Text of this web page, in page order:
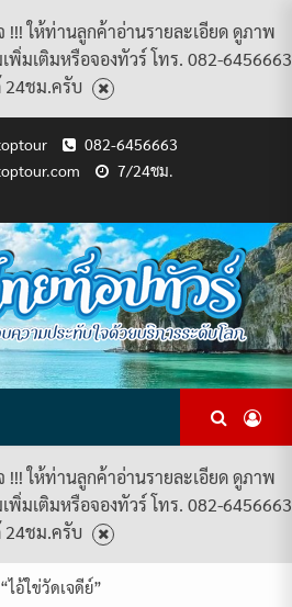
ให้ท่านลูกค้าอ่านรายละเอียด ดูภาพ
มเติมหรือจองทัวร์ โทร. 082-6456663
24ชม.ครับ
082-6456663
7/24ชม.
USACCOUNT
POLICY
AND
CONDITIONS
แพ็คเกจ
ทัวร์
ทั้งหมด
ต้อนรับ
สู่
ไทย
ท็อป
ทัวร์
กับ
เรา
ทัวร์
ทั้งหมด
ให้ท่านลูกค้าอ่านรายละเอียด ดูภาพ
มเติมหรือจองทัวร์ โทร. 082-6456663
24ชม.ครับ
อ้ใข่วัดเจดีย์”